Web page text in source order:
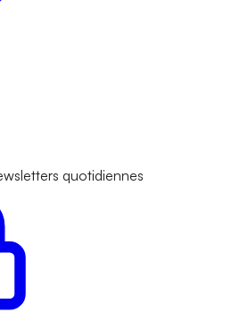
quotidiennes